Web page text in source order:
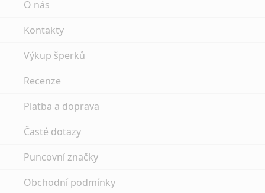
O nás
Kontakty
Výkup šperků
Recenze
Platba a doprava
Časté dotazy
Puncovní značky
Obchodní podmínky